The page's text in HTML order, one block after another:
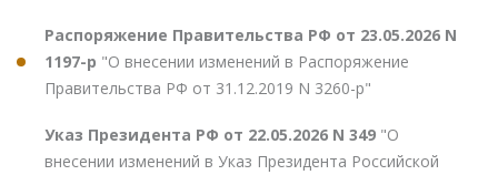
Распоряжение Правительства РФ от 23.05.2026 N
1197-р "О внесении изменений в Распоряжение
Правительства РФ от 31.12.2019 N 3260-р"
Указ Президента РФ от 22.05.2026 N 349 "О
внесении изменений в Указ Президента Российской